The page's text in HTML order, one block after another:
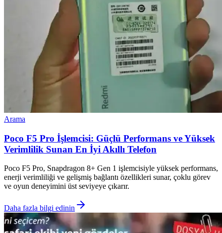
Arama
Poco F5 Pro İşlemcisi: Güçlü Performans ve Yüksek
Verimlilik Sunan En İyi Akıllı Telefon
Poco F5 Pro, Snapdragon 8+ Gen 1 işlemcisiyle yüksek performans,
enerji verimliliği ve gelişmiş bağlantı özellikleri sunar, çoklu görev
ve oyun deneyimini üst seviyeye çıkarır.
Daha fazla bilgi edinin